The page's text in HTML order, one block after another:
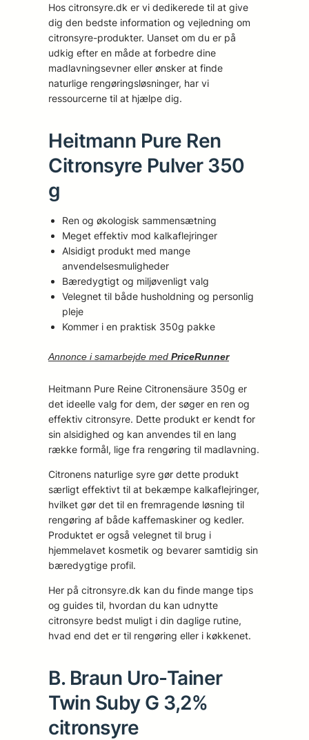
Hos citronsyre.dk er vi dedikerede til at give
dig den bedste information og vejledning om
citronsyre-produkter. Uanset om du er på
udkig efter en måde at forbedre dine
madlavningsevner eller ønsker at finde
naturlige rengøringsløsninger, har vi
ressourcerne til at hjælpe dig.
Heitmann Pure Ren
Citronsyre Pulver 350
g
Ren og økologisk sammensætning
Meget effektiv mod kalkaflejringer
Alsidigt produkt med mange
anvendelsesmuligheder
Bæredygtigt og miljøvenligt valg
Velegnet til både husholdning og personlig
pleje
Kommer i en praktisk 350g pakke
Annonce i samarbejde med PriceRunner
Heitmann Pure Reine Citronensäure 350g er
det ideelle valg for dem, der søger en ren og
effektiv citronsyre. Dette produkt er kendt for
sin alsidighed og kan anvendes til en lang
række formål, lige fra rengøring til madlavning.
Citronens naturlige syre gør dette produkt
særligt effektivt til at bekæmpe kalkaflejringer,
hvilket gør det til en fremragende løsning til
rengøring af både kaffemaskiner og kedler.
Produktet er også velegnet til brug i
hjemmelavet kosmetik og bevarer samtidig sin
bæredygtige profil.
Her på citronsyre.dk kan du finde mange tips
og guides til, hvordan du kan udnytte
citronsyre bedst muligt i din daglige rutine,
hvad end det er til rengøring eller i køkkenet.
B. Braun Uro-Tainer
Twin Suby G 3,2%
citronsyre